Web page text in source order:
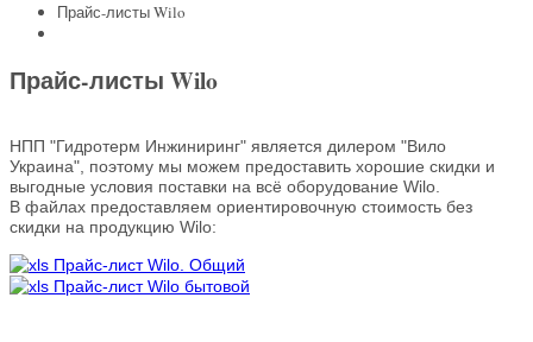
Прайс-листы Wilo
Прайс-листы Wilo
НПП "Гидротерм Инжиниринг" является дилером "Вило
Украина", поэтому мы можем предоставить хорошие скидки и
выгодные условия поставки на всё оборудование Wilo.
В файлах предоставляем ориентировочную стоимость без
скидки на продукцию Wilo:
Прайс-лист Wilo. Общий
Прайс-лист Wilo бытовой